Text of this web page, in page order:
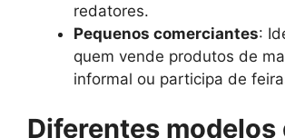
redatores.
Pequenos comerciantes:
quem vende produtos de
informal ou participa de
Diferentes modelos